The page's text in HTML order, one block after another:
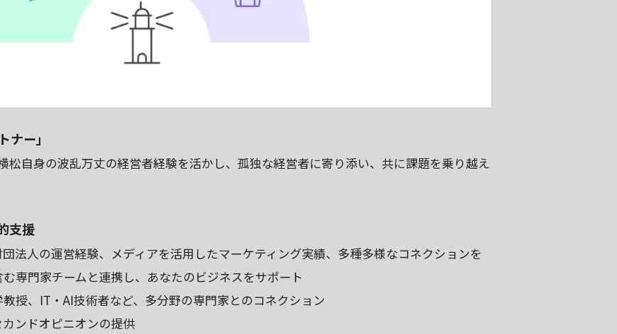
ナー」
自身の波乱万丈の経営者経験を活かし、孤独な経営者に寄り添い、共に課題を乗り越え
支援
法人の運営経験、メディアを活用したマーケティング実績、多種多様なコネクションを
専門家チームと連携し、あなたのビジネスをサポート
授、IT・AI技術者など、多分野の専門家とのコネクション
ンドオピニオンの提供